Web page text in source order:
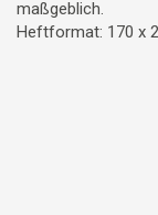
maßgeblich.
Heftformat: 170 x